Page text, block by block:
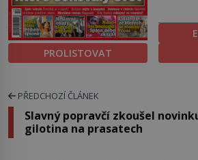
PROLISTOVAT
PŘEDCHOZÍ ČLÁNEK
Slavný popravčí zkoušel
gilotina na prasatech